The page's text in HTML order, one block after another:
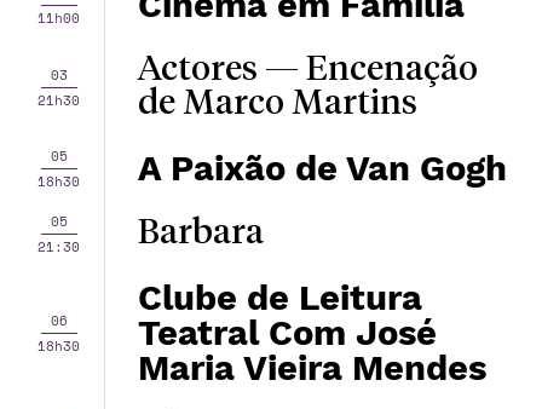
11h00
03
21h30
Actores — Encenação
de Marco Martins
05
18h30
A Paixão de Van Gogh
05
21:30
Barbara
06
18h30
Clube de Leitura
Teatral Com José
Maria Vieira Mendes